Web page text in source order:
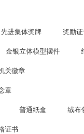
先进集体奖牌
奖励
金银立体模型摆件
关徽章
章
普通纸盒 绒布
证书